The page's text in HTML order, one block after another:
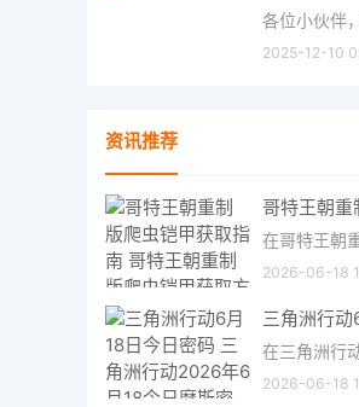
各位小伙伴
2025-12-10
资讯推荐
在哥特王朝
2026-06-18
在三角洲行
2026-06-18